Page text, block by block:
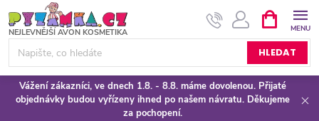
na
obsah
HLEDAT
NÁKUPNÍ
KOŠÍK
Vážení zákazníci, ve dnech 1.8. - 8.8. máme dovolenou. Přijaté
objednávky budou vyřízeny ihned po našem návratu. Děkujeme
za pochopení.